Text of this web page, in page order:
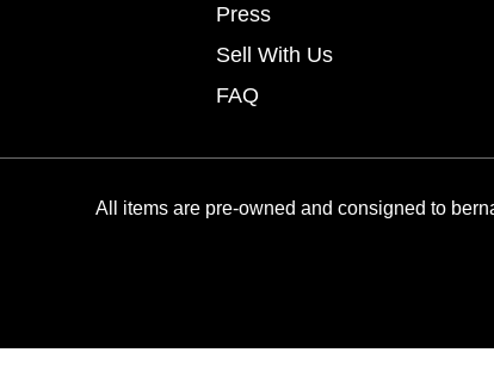
Press
Sell With Us
FAQ
All items are pre-owned and consigned to